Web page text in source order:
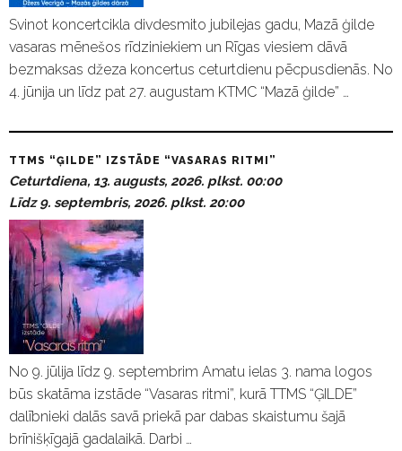
Svinot koncertcikla divdesmito jubilejas gadu, Mazā ģilde
vasaras mēnešos rīdziniekiem un Rīgas viesiem dāvā
bezmaksas džeza koncertus ceturtdienu pēcpusdienās. No
4. jūnija un līdz pat 27. augustam KTMC “Mazā ģilde” …
TTMS “ĢILDE” IZSTĀDE “VASARAS RITMI”
Ceturtdiena, 13. augusts, 2026. plkst. 00:00
Līdz 9. septembris, 2026. plkst. 20:00
No 9. jūlija līdz 9. septembrim Amatu ielas 3. nama logos
būs skatāma izstāde “Vasaras ritmi”, kurā TTMS “ĢILDE”
dalībnieki dalās savā priekā par dabas skaistumu šajā
brīnišķīgajā gadalaikā. Darbi …